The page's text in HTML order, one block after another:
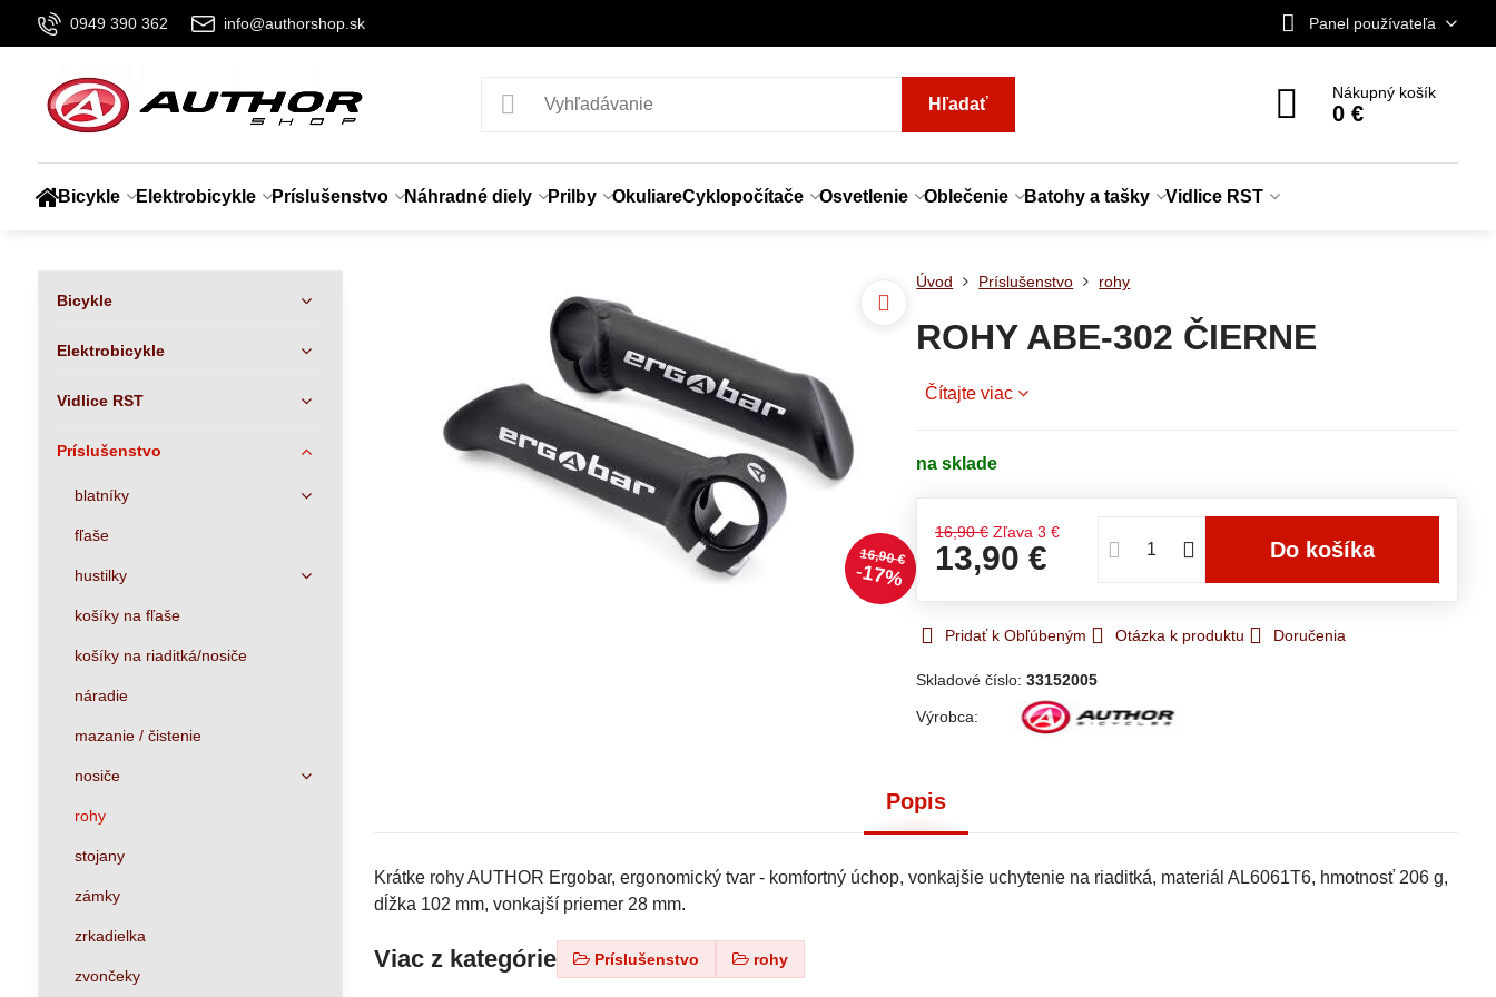
0949 390 362 info@authorshop.sk Panel používateľa
Hľadať
Nákupný košík
0 €
Bicykle Elektrobicykle Príslušenstvo Náhradné diely Prilby OkuliareCyklopočítače Osvetlenie Oblečenie Batohy a tašky Vidlice RST
16,90 €
17%
Úvod Príslušenstvo rohy
ROHY ABE-302 ČIERNE
Čítajte viac
na sklade
16,90 € Zľava 3 €
13,90 € Do košíka
Pridať k Obľúbeným Otázka k produktu Doručenia
Skladové číslo:33152005
Výrobca:
Popis
Krátke rohy AUTHOR Ergobar, ergonomický tvar - komfortný úchop, vonkajšie uchytenie na riaditká, materiál AL6061T6, hmotnosť 206 g,
dĺžka 102 mm, vonkajší priemer 28 mm.
Viac z kategórie Príslušenstvo rohy
Bicykle
Elektrobicykle
Vidlice RST
Príslušenstvo
blatníky
fľaše
hustilky
košíky na fľaše
košíky na riaditká/nosiče
náradie
mazanie / čistenie
nosiče
rohy
stojany
zámky
zrkadielka
zvončeky